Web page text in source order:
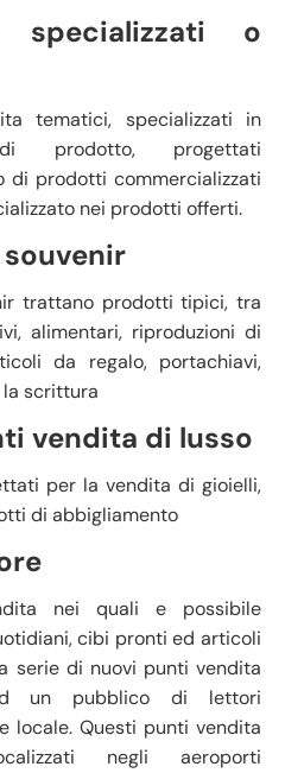
specializzati o
tematici, specializzati in
prodotto, progettati
prodotti commercializzati
nei prodotti offerti.
trattano prodotti tipici, tra
alimentari, riproduzioni di
da regalo, portachiavi,
scrittura
vendita di lusso
per la vendita di gioielli,
di abbigliamento
nei quali e possibile
cibi pronti ed articoli
serie di nuovi punti vendita
un pubblico di lettori
locale. Questi punti vendita
negli aeroporti